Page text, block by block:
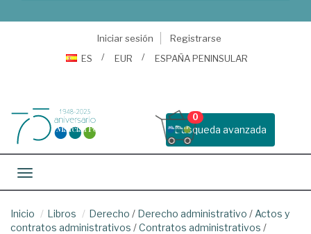
Iniciar sesión
Registrarse
ES
EUR ESPAÑA PENINSULAR
Busqueda avanzada
0
Toggle navigation
Inicio Libros Derecho / Derecho administrativo / Actos y
contratos administrativos /Contratos administrativos /